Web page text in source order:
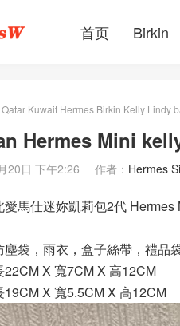
首页 Birkin
Qatar Kuwait Hermes Birkin Kelly Lindy
Hermes Mini
20日 下午2:26 作者： Hermes
愛馬仕迷妳凱莉包2代
塵袋，雨衣，盒子絲帶，禮品
22CM X 寬7CM X 高12CM
19CM X 寬5.5CM X 高12CM